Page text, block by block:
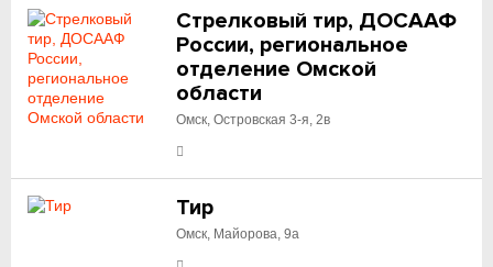
Стрелковый тир, ДОСААФ
России, региональное
отделение Омской
области
Омск, Островская 3-я, 2в
Тир
Омск, Майорова, 9а